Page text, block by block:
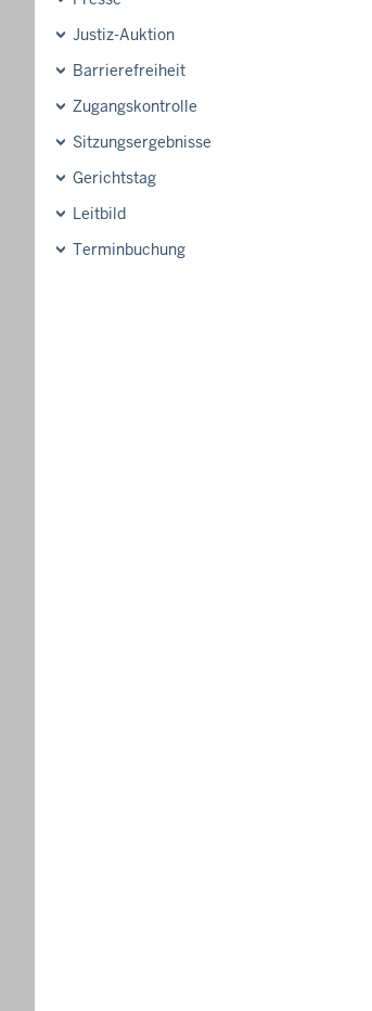
Justiz-Auktion
Barrierefreiheit
Zugangskontrolle
Sitzungsergebnisse
Gerichtstag
Leitbild
Terminbuchung